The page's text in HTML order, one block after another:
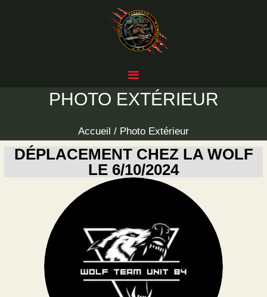
PHOTO EXTÉRIEUR
Accueil Photo Extérieur
ÉVÉNEMENTS
L’ASSOCIATION
REJOINDRE L’ÉQUIPE
LICENCE
JE VEUX UN SITE
“SIMILAIRE” ?
DÉPLACEMENT CHEZ LA WOLF
LE 6/10/2024